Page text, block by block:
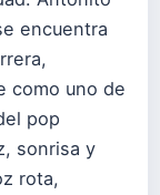
encuentra
como uno de
pop
sonrisa y
rota,